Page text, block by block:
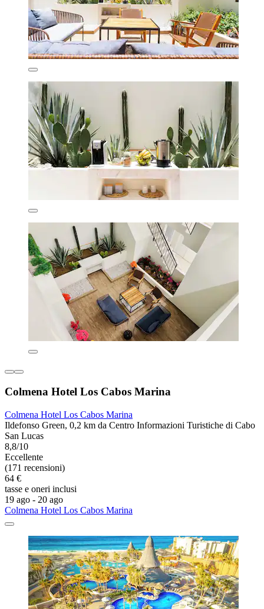
Colmena Hotel Los Cabos Marina
Colmena Hotel Los Cabos Marina
Ildefonso Green, 0,2 km da Centro Informazioni Turistiche di Cabo
San Lucas
8,8/10
Eccellente
(171 recensioni)
64 €
tasse e oneri inclusi
19 ago - 20 ago
Colmena Hotel Los Cabos Marina